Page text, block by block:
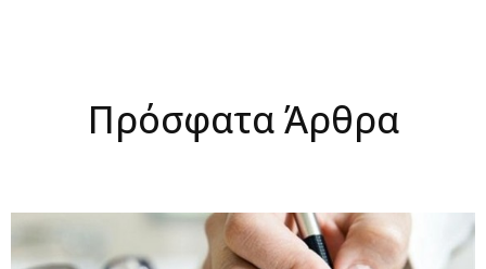
Πρόσφατα Άρθρα